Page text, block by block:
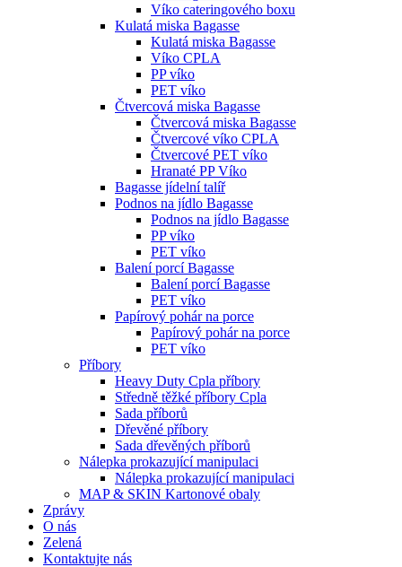
Víko cateringového boxu
Kulatá miska Bagasse
Kulatá miska Bagasse
Víko CPLA
PP víko
PET víko
Čtvercová miska Bagasse
Čtvercová miska Bagasse
Čtvercové víko CPLA
Čtvercové PET víko
Hranaté PP Víko
Bagasse jídelní talíř
Podnos na jídlo Bagasse
Podnos na jídlo Bagasse
PP víko
PET víko
Balení porcí Bagasse
Balení porcí Bagasse
PET víko
Papírový pohár na porce
Papírový pohár na porce
PET víko
Příbory
Heavy Duty Cpla příbory
Středně těžké příbory Cpla
Sada příborů
Dřevěné příbory
Sada dřevěných příborů
Nálepka prokazující manipulaci
Nálepka prokazující manipulaci
MAP & SKIN Kartonové obaly
Zprávy
O nás
Zelená
Kontaktujte nás